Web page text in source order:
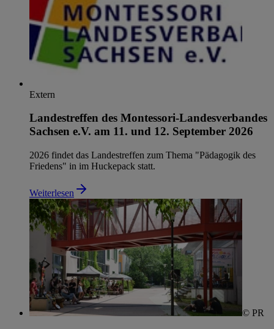
Extern
Landestreffen des Montessori-Landesverbandes
Sachsen e.V. am 11. und 12. September 2026
2026 findet das Landestreffen zum Thema "Pädagogik des
Friedens" in im Huckepack statt.
Weiterlesen
© PR